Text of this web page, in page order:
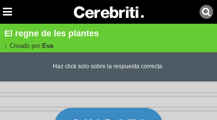
El regne de les plantes
Creado por: Eva
Haz click solo sobre la respuesta correcta.